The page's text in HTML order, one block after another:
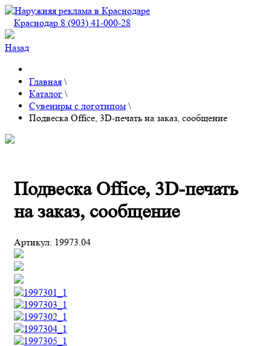
Краснодар 8 (903) 41-000-28
Назад
Главная \
Каталог \
Сувениры с логотипом \
Подвеска Office, 3D-печать на заказ, сообщение
Подвеска Office, 3D-печать
на заказ, сообщение
Артикул: 19973.04